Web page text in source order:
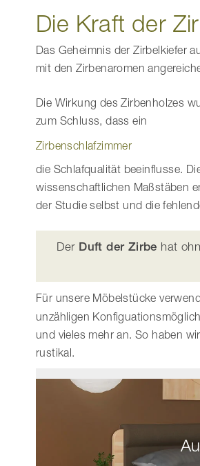
Die Kraft der
Das Geheimnis der Zirbelkiefer
mit den Zirbenaromen
Die Wirkung des Zirbenholzes
zum Schluss, dass ein
Zirbenschlafzimmer
die Schlafqualität beeinflusse.
wissenschaftlichen Maßstäben
der Studie selbst und die
Der Duft der Zirbe hat
Für unsere Möbelstücke
unzähligen
und vieles mehr an. So haben
rustikal.